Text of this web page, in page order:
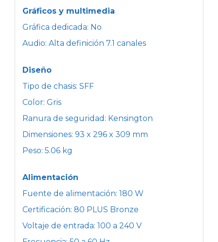
Gráficos y multimedia
Gráfica dedicada: No
Audio: Alta definición 7.1 canales
Diseño
Tipo de chasis: SFF
Color: Gris
Ranura de seguridad: Kensington
Dimensiones: 93 x 296 x 309 mm
Peso: 5.06 kg
Alimentación
Fuente de alimentación: 180 W
Certificación: 80 PLUS Bronze
Voltaje de entrada: 100 a 240 V